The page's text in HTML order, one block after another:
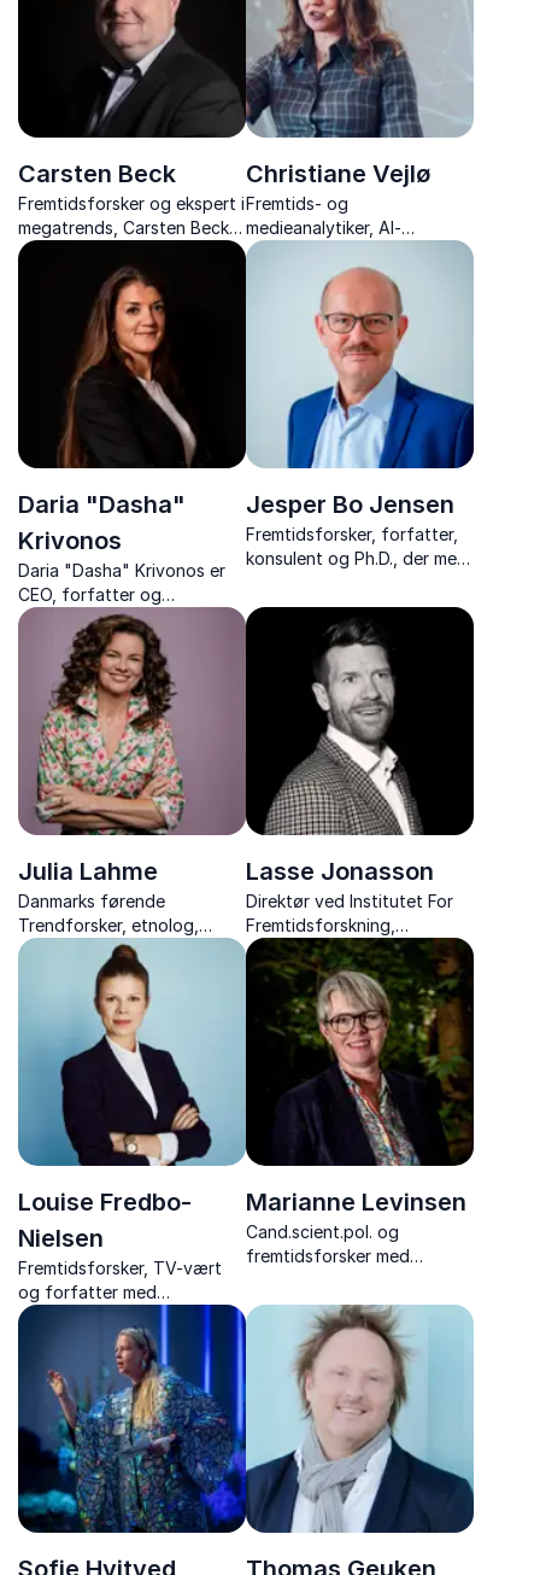
Carsten Beck
Fremtidsforsker og ekspert i
megatrends, Carsten Beck,
giver jer indsigt i fremtidens
samfund, forandringer og
strategiske muligheder.
Christiane Vejlø
Fremtids- og
medieanalytiker, AI-
analytiker, forfatter og
bestyrelsesmedlem med
ekspertise i mødet mellem
mennesket og kunstig
intelligens.
Daria "Dasha"
Krivonos
Daria "Dasha" Krivonos er
CEO, forfatter og
fremtidsforsker, der
inspirerer med skarpe
analyser af megatrends og
fremtidens tendenser.
Jesper Bo Jensen
Fremtidsforsker, forfatter,
konsulent og Ph.D., der med
klart blik på, hvad der
venter i morgendagens
Julia Lahme
Danmarks førende
Trendforsker, etnolog,
forfatter og direktør i eget
kommunikationsbureau.
Lasse Jonasson
Direktør ved Institutet For
Fremtidsforskning,
fremtidsforsker og
forfatter med foredrag om
fremtidens trends, strategi,
innovation og risikostyring.
Louise Fredbo-
Nielsen
Fremtidsforsker, TV-vært
og forfatter med
inspirerende foredrag om
innovation, forandring og
fremtidens trends.
Marianne Levinsen
Cand.scient.pol. og
fremtidsforsker med
foredrag om fremtidens
arbejdsmarked, megatrends
og samfund.
Sofie Hvitved Thomas Geuken